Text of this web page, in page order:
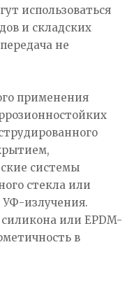
использоваться
и складских
не
применения
системы
стекла или
УФ-излучения.
или EPDM-
в